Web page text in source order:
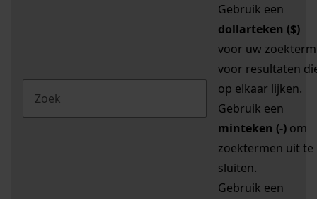
Gebruik een
dollarteken ($)
voor uw zoekterm
voor resultaten
op elkaar lijken.
Gebruik een
minteken (-) om
zoektermen uit te
sluiten.
Gebruik een